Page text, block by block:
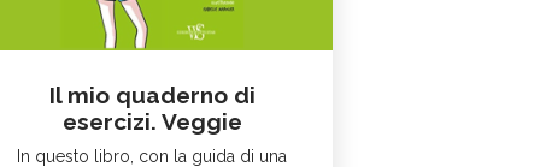
Il mio quaderno di
esercizi. Veggie
In questo libro, con la guida di una